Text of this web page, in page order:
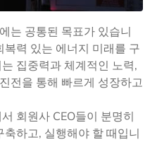
는 공통된 목표가 있습니
력 있는 에너지 미래를 구
집중력과 체계적인 노력,
전을 통해 빠르게 성장하고
회원사 CEO들이 분명히
하고, 실행해야 할 때입니